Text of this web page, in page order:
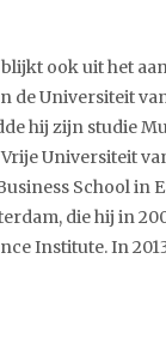
ook uit het
de Universiteit
hij zijn studie
Universiteit
School
die hij in
Institute. In